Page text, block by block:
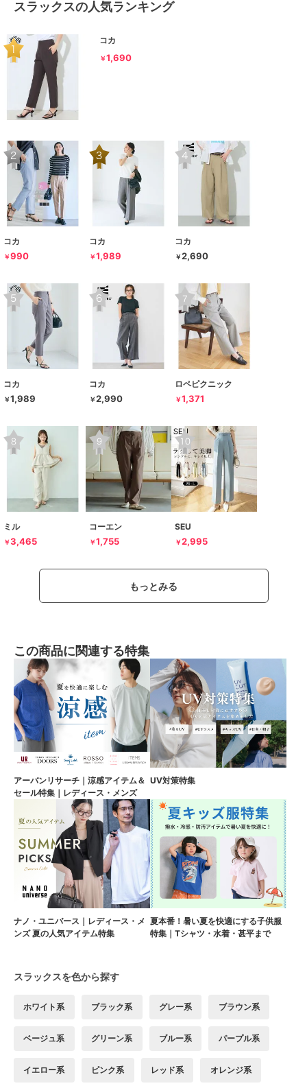
スラックスの人気ランキング
コカ
￥1,690
コカ
￥990
コカ
￥1,989
コカ
￥2,690
コカ
￥1,989
コカ
￥2,990
ロペピクニック
￥1,371
ミル
￥3,465
コーエン
￥1,755
SEU
￥2,995
もっとみる
この商品に関連する特集
アーバンリサーチ｜涼感アイテム＆
セール特集｜レディース・メンズ
UV対策特集
ナノ・ユニバース｜レディース・メ
ンズ 夏の人気アイテム特集
夏本番！暑い夏を快適にする子供服
特集｜Tシャツ・水着・甚平まで
スラックスを色から探す
ホワイト系 ブラック系 グレー系 ブラウン系
ベージュ系 グリーン系 ブルー系 パープル系
イエロー系 ピンク系 レッド系 オレンジ系